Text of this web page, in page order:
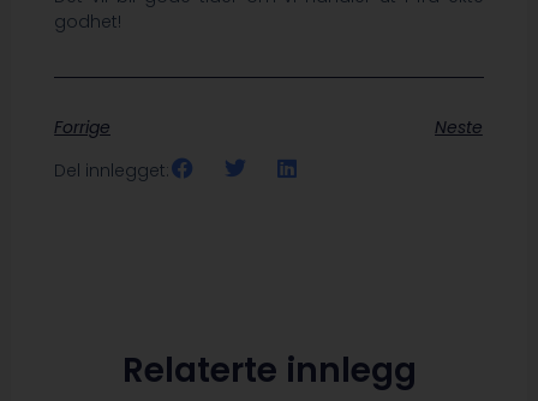
godhet!
Forrige
Neste
Del innlegget:
Relaterte innlegg